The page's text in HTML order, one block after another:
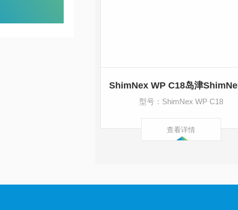
型号：ShimNex WP C18
查看详情